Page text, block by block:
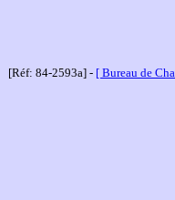
[Réf: 84-2593a] - [ Bureau de